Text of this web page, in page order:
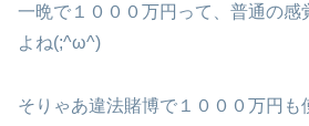
一晩で１０００万円って、普通の感
よね(;^ω^)
そりゃあ違法賭博で１０００万円も